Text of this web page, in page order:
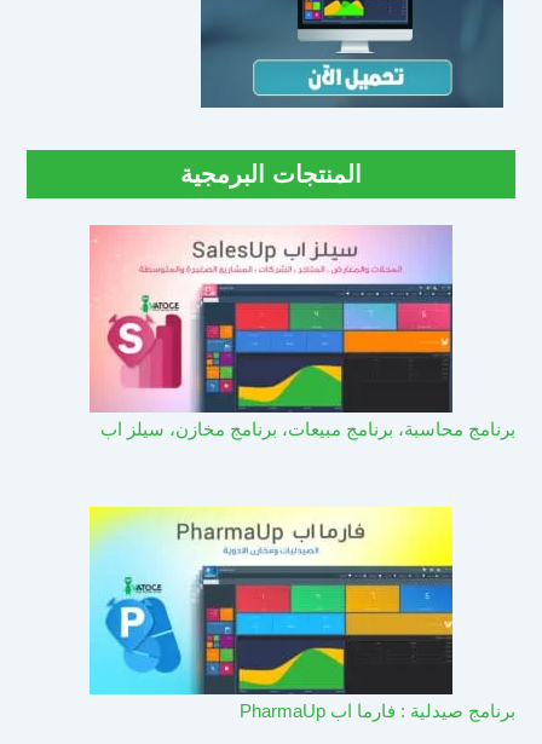
المنتجات البرمجية
برنامج محاسبة، برنامج مبيعات، برنامج مخازن، سيلز اب
برنامج صيدلية : فارما اب PharmaUp​